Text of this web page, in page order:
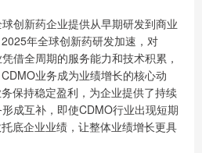
创新药企业提供从早期研发到商业
年全球创新药研发加速，对
借全周期的服务能力和技术积累，
业务成为业绩增长的核心动
保持稳定盈利，为企业提供了持续
成互补，即使CDMO行业出现短期
底企业业绩，让整体业绩增长更具